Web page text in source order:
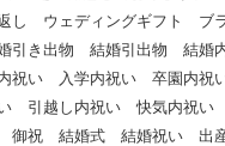
し ウェディングギフト ブ
引き出物 結婚引出物 結婚
祝い 入学内祝い 卒園内祝
引越し内祝い 快気内祝
御祝 結婚式 結婚祝い 出